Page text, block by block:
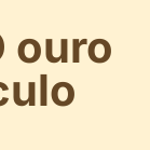
ouro